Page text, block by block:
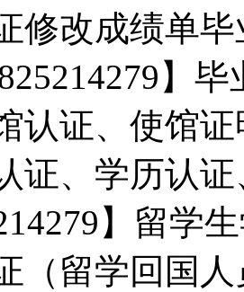
修改成绩单
】
认证、使馆
证、学历认
】留学
（留学回国